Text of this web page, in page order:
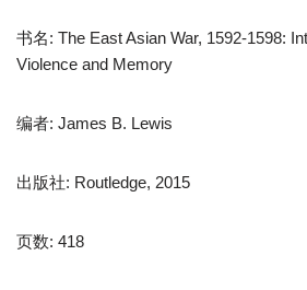
书名: The East Asian War, 1592-1598:
Violence and Memory
编者: James B. Lewis
出版社: Routledge, 2015
页数: 418